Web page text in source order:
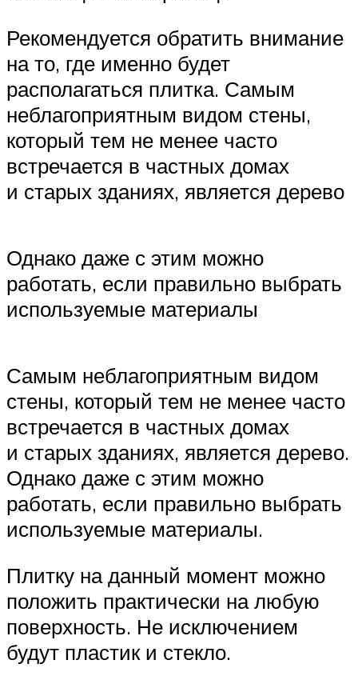
Рекомендуется обратить внимание
на то, где именно будет
располагаться плитка. Самым
неблагоприятным видом стены,
который тем не менее часто
встречается в частных домах
и старых зданиях, является дерево
Однако даже с этим можно
работать, если правильно выбрать
используемые материалы
Самым неблагоприятным видом
стены, который тем не менее часто
встречается в частных домах
и старых зданиях, является дерево.
Однако даже с этим можно
работать, если правильно выбрать
используемые материалы.
Плитку на данный момент можно
положить практически на любую
поверхность. Не исключением
будут пластик и стекло.